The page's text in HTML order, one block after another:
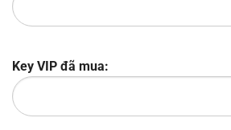
Key VIP đã mua: